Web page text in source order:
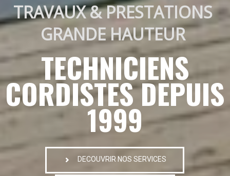
TRAVAUX & PRESTATIONS
GRANDE HAUTEUR
TECHNICIENS
CORDISTES DEPUIS
1999
DECOUVRIR NOS SERVICES